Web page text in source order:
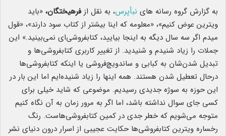
به گزارش گروه رسانه های نبأپرس، به نقل ازفرهیختگان، «باید
ویترین عوض کنیم»، «معلومه که اینا بیشتر از کتاب سود دارند»، «قول
میدم اگر سه سال دیگه به اینجا بیایید، کتابفروشی‌ای نمی‌بینید.» این
جملات را زیاد شنیدم و شنیدید. از تغییر کاربری کتابفروشی‌ها و
تبدیل شدن‌شان به کبابی و ساندویچ‌فروشی یا اینکه کتابفروشی‌ها
درحال تعطیل شدن هستند. همه اینها را زیاد شنیده‌ایم اما این بار در
این حوزه به سوژه جدیدی رسیدیم. موضوعی که شاید خیلی برای
کسی جای سوال نداشته باشد، اما اگر به مرور زمان به آن نگاه کنیم
متوجه می‌شویم که خطر جدی در کمین کتابفروشی‌هاست. رنگ
رخساره ویترین کتابفروشی‌ها حکایت عجیبی از اسرار درون دنیای نشر